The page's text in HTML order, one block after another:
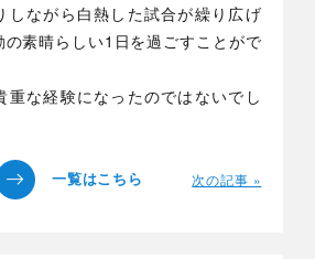
しながら白熱した試合が繰り広げ
の素晴らしい1日を過ごすことがで
重な経験になったのではないでし
次の記事 »